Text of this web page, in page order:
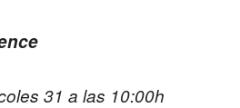
31 a las 10:00h